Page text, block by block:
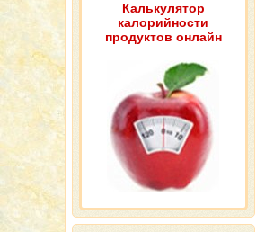
Калькулятор
калорийности
продуктов онлайн